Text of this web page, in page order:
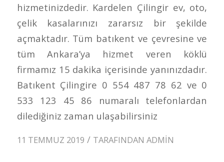
hizmetinizdedir. Kardelen Çilingir ev, oto,
çelik kasalarınızı zararsız bir şekilde
açmaktadır. Tüm batıkent ve çevresine ve
tüm Ankara’ya hizmet veren köklü
firmamız 15 dakika içerisinde yanınızdadır.
Batıkent Çilingire 0 554 487 78 62 ve 0
533 123 45 86 numaralı telefonlardan
dilediğiniz zaman ulaşabilirsiniz
11 TEMMUZ 2019 / TARAFINDAN ADMIN